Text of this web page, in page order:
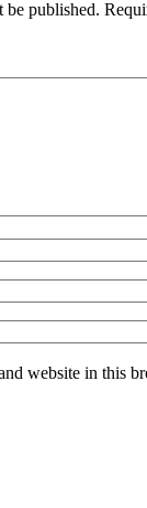
be published.
website in this